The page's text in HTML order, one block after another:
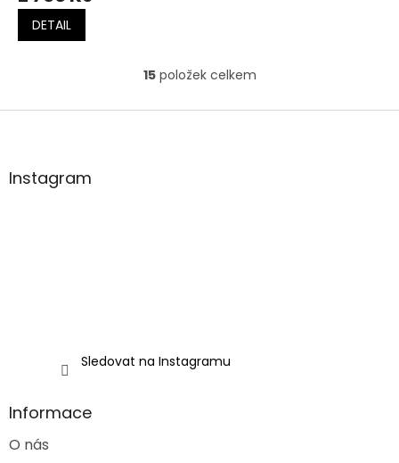
DETAIL
O
l
i
s
15položek celkem
Z
aInstagram
Sledovat na Instagramu
Informace
O nás